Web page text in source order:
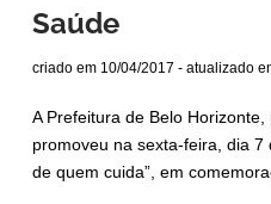
Saúde
criado em 10/04/2017 - atualizado
A Prefeitura de Belo
promoveu na sexta-feira, dia
de quem cuida”, em